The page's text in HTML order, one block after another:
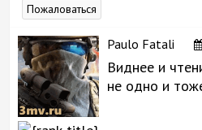
Пожаловаться
Paulo Fatali
Виднее и
не одно и